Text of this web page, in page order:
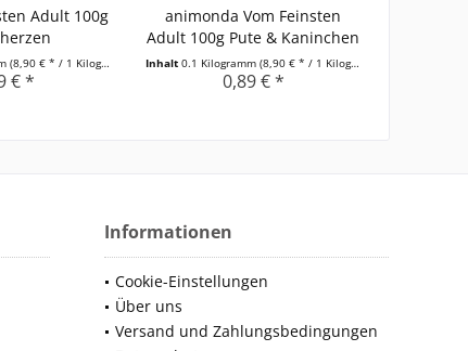
Adult 100g
(8,90 € * / 1 Kilogramm)
€ *
animonda Vom Feinsten
Adult 100g Pute & Kaninchen
Inhalt 0.1 Kilogramm (8,90 € * / 1 Kilogramm)
0,89 € *
Informationen
Cookie-Einstellungen
Über uns
Versand und Zahlungsbedingungen